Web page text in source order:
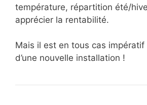
température, répartition été/
apprécier la rentabilité.
Mais il est en tous cas impératif
d’une nouvelle installation !